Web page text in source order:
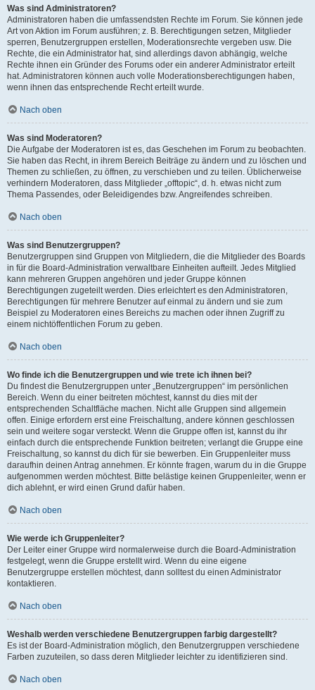
Was sind Administratoren?
Administratoren haben die umfassendsten Rechte im Forum. Sie können jede
Art von Aktion im Forum ausführen; z. B. Berechtigungen setzen, Mitglieder
sperren, Benutzergruppen erstellen, Moderationsrechte vergeben usw. Die
Rechte, die ein Administrator hat, sind allerdings davon abhängig, welche
Rechte ihnen ein Gründer des Forums oder ein anderer Administrator erteilt
hat. Administratoren können auch volle Moderationsberechtigungen haben,
wenn ihnen das entsprechende Recht erteilt wurde.
Nach oben
Was sind Moderatoren?
Die Aufgabe der Moderatoren ist es, das Geschehen im Forum zu beobachten.
Sie haben das Recht, in ihrem Bereich Beiträge zu ändern und zu löschen und
Themen zu schließen, zu öffnen, zu verschieben und zu teilen. Üblicherweise
verhindern Moderatoren, dass Mitglieder „offtopic“, d. h. etwas nicht zum
Thema Passendes, oder Beleidigendes bzw. Angreifendes schreiben.
Nach oben
Was sind Benutzergruppen?
Benutzergruppen sind Gruppen von Mitgliedern, die die Mitglieder des Boards
in für die Board-Administration verwaltbare Einheiten aufteilt. Jedes Mitglied
kann mehreren Gruppen angehören und jeder Gruppe können
Berechtigungen zugeteilt werden. Dies erleichtert es den Administratoren,
Berechtigungen für mehrere Benutzer auf einmal zu ändern und sie zum
Beispiel zu Moderatoren eines Bereichs zu machen oder ihnen Zugriff zu
einem nichtöffentlichen Forum zu geben.
Nach oben
Wo finde ich die Benutzergruppen und wie trete ich ihnen bei?
Du findest die Benutzergruppen unter „Benutzergruppen“ im persönlichen
Bereich. Wenn du einer beitreten möchtest, kannst du dies mit der
entsprechenden Schaltfläche machen. Nicht alle Gruppen sind allgemein
offen. Einige erfordern erst eine Freischaltung, andere können geschlossen
sein und weitere sogar versteckt. Wenn die Gruppe offen ist, kannst du ihr
einfach durch die entsprechende Funktion beitreten; verlangt die Gruppe eine
Freischaltung, so kannst du dich für sie bewerben. Ein Gruppenleiter muss
daraufhin deinen Antrag annehmen. Er könnte fragen, warum du in die Gruppe
aufgenommen werden möchtest. Bitte belästige keinen Gruppenleiter, wenn er
dich ablehnt, er wird einen Grund dafür haben.
Nach oben
Wie werde ich Gruppenleiter?
Der Leiter einer Gruppe wird normalerweise durch die Board-Administration
festgelegt, wenn die Gruppe erstellt wird. Wenn du eine eigene
Benutzergruppe erstellen möchtest, dann solltest du einen Administrator
kontaktieren.
Nach oben
Weshalb werden verschiedene Benutzergruppen farbig dargestellt?
Es ist der Board-Administration möglich, den Benutzergruppen verschiedene
Farben zuzuteilen, so dass deren Mitglieder leichter zu identifizieren sind.
Nach oben